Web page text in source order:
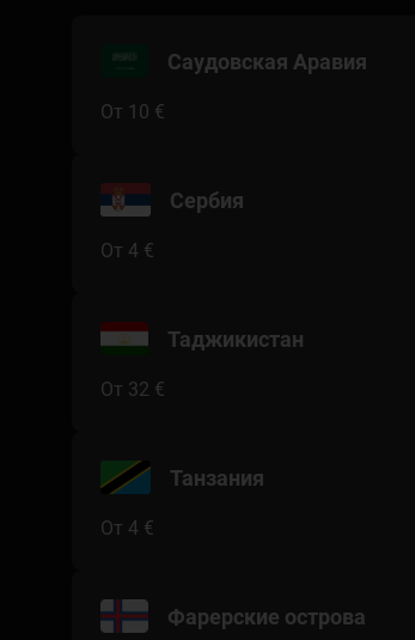
Саудовская Аравия
От 10 €
Сербия
От 4 €
Таджикистан
От 32 €
Танзания
От 4 €
Фарерские острова